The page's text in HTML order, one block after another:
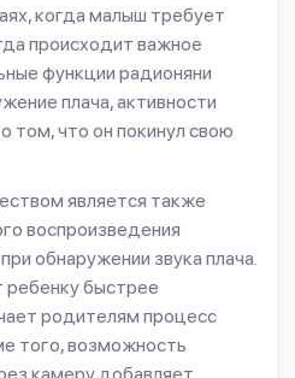
когда малыш требует
происходит важное
функции радионяни
плача, активности
том, что он покинул свою
является также
воспроизведения
обнаружении звука плача.
ребенку быстрее
родителям процесс
того, возможность